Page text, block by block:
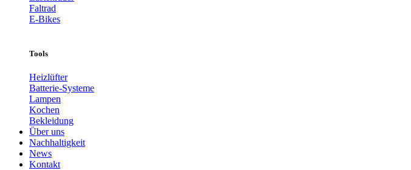
Faltrad
E-Bikes
Tools
Heizlüfter
Batterie-Systeme
Lampen
Kochen
Bekleidung
Über uns
Nachhaltigkeit
News
Kontakt